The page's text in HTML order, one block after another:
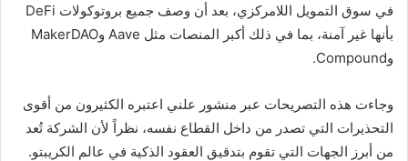
في سوق التمويل اللامركزي، بعد أن وصف جميع بروتوكولات DeFi
بأنها غير آمنة، بما في ذلك أكبر المنصات مثل Aave وMakerDAO
وCompound.
وجاءت هذه التصريحات عبر منشور علني اعتبره الكثيرون من أقوى
التحذيرات التي تصدر من داخل القطاع نفسه، نظراً لأن الشركة تُعد
من أبرز الجهات التي تقوم بتدقيق العقود الذكية في عالم الكريبتو.